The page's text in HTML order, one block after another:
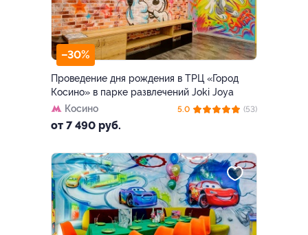
–30%
Проведение дня рождения в ТРЦ «Город
Косино» в парке развлечений Joki Joya
Косино
от 7 490 руб.
5.0 (53)